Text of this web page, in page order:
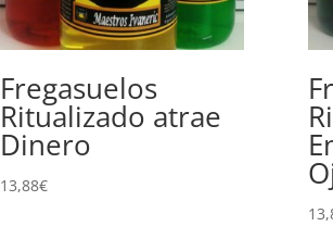
Fregasuelos
Ritualizado atrae
Dinero
13,88€